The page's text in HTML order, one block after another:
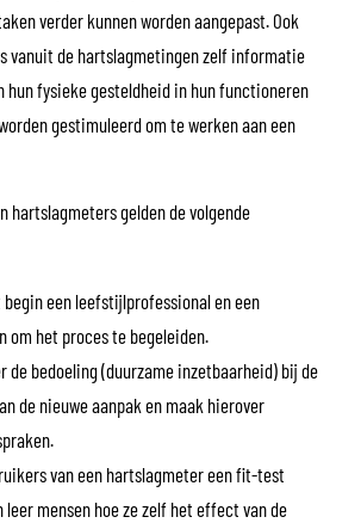
verder kunnen worden aangepast. Ook
vanuit de hartslagmetingen zelf informatie
hun fysieke gesteldheid in hun functioneren
gestimuleerd om te werken aan een
hartslagmeters gelden de volgende
een leefstijlprofessional en een
om het proces te begeleiden.
de bedoeling (duurzame inzetbaarheid) bij de
de nieuwe aanpak en maak hierover
van een hartslagmeter een fit-test
leer mensen hoe ze zelf het effect van de